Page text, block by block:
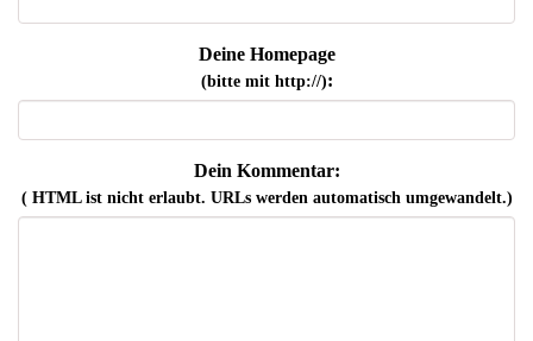
Deine Homepage
(bitte mit http://):
Dein Kommentar:
( HTML ist nichterlaubt. URLs werden automatisch umgewandelt.)